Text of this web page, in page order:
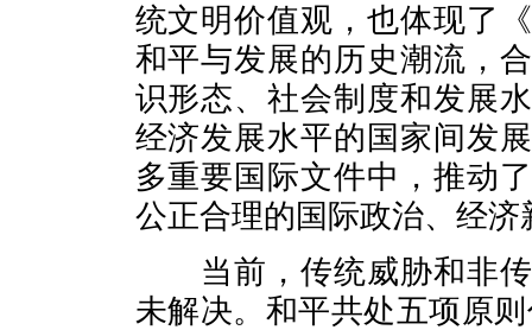
统文明价值观，也体现了
和平与发展的历史潮流，
识形态、社会制度和发展
经济发展水平的国家间发
多重要国际文件中，推动
公正合理的国际政治、经
当前，传统威胁和非传
未解决。和平共处五项原则